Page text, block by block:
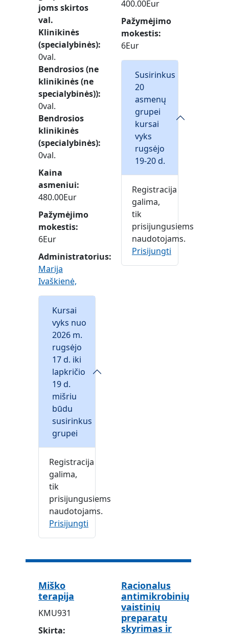
joms skirtos
val.
Klinikinės
(specialybinės)
0val.
Bendrosios (ne
klinikinės (ne
specialybinės))
0val.
Bendrosios
klinikinės
(specialybinės)
0val.
Kaina
asmeniui
480.00Eur
Pažymėjimo
mokestis
6Eur
Administratorius:
Marija
Ivaškienė,
Kursai
vyks nuo
2026 m.
rugsėjo
17 d. iki
lapkričio
19 d.
mišriu
būdu
susirinkus
grupei
Registracija
galima,
tik
prisijungusiems
naudotojams.
Prisijungti
400.00Eur
Pažymėjimo
mokestis
6Eur
Susirinkus
20
asmenų
grupei
kursai
vyks
rugsėjo
19-20 d.
Registracija
galima,
tik
prisijungusiems
naudotojams.
Prisijungti
Miško
terapija
KMU931
Skirta
Racionalus
antimikrobinių
vaistinių
preparatų
skyrimas ir